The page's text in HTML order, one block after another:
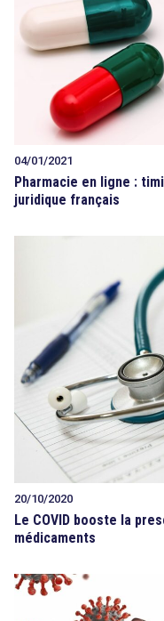
04/01/2021
Pharmacie en ligne :
juridique français
20/10/2020
Le COVID booste la
médicaments